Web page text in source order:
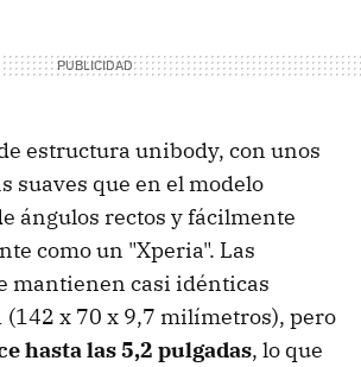
estructura unibody, con unos
suaves que en el modelo
ángulos rectos y fácilmente
como un "Xperia". Las
mantienen casi idénticas
(142 x 70 x 9,7 milímetros), pero
hasta las 5,2 pulgadas, lo que